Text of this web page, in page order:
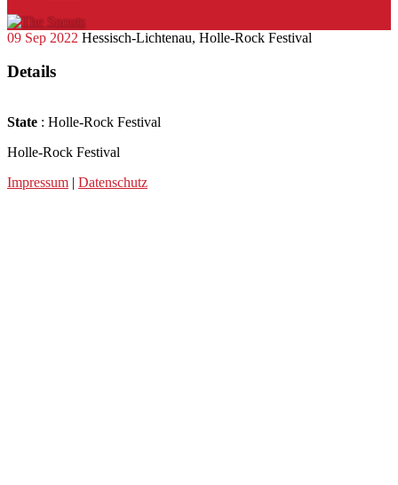
09 Sep 2022 Hessisch-Lichtenau, Holle-Rock Festival
Details
State : Holle-Rock Festival
Holle-Rock Festival
Impressum | Datenschutz